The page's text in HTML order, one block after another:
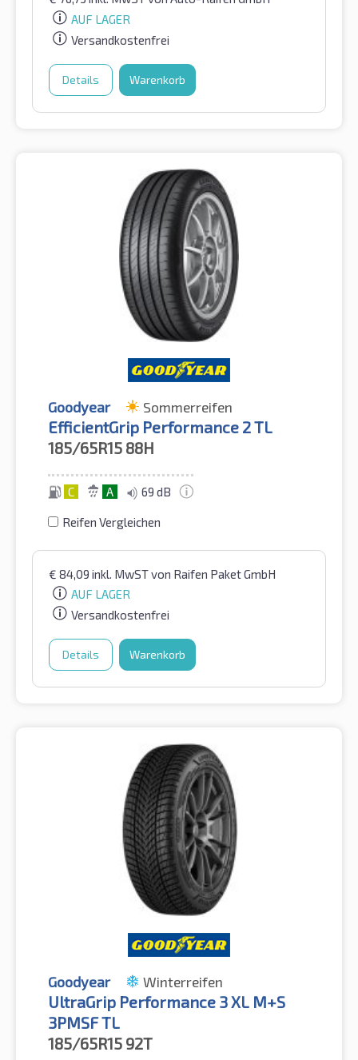
AUF LAGER
Versandkostenfrei
Details Warenkorb
Goodyear Sommerreifen
EfficientGrip Performance 2 TL
185/65R15 88H
C A 69 dB
Reifen Vergleichen
€ 84,09 inkl. MwSTvon Raifen Paket GmbH
AUF LAGER
Versandkostenfrei
Details Warenkorb
Goodyear Winterreifen
UltraGrip Performance 3 XL M+S
3PMSF TL
185/65R15 92T